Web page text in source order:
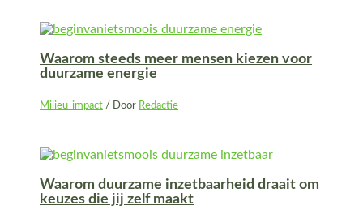
Waarom steeds meer mensen kiezen voor
duurzame energie
Milieu-impact / Door Redactie
Waarom duurzame inzetbaarheid draait om
keuzes die jij zelf maakt